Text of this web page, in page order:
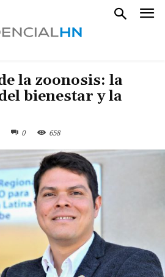
la zoonosis: la
bienestar y la
0 658